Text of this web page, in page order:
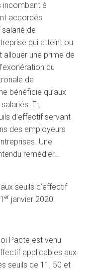
incombant à
accordés
de
qui atteint ou
allouer une prime de
du
de
bénéficie qu’aux
Et,
d’effectif servant
des employeurs
Une
remédier…
seuils d’effectif
er janvier 2020.
Pacte est venu
applicables aux
seuils de 11, 50 et